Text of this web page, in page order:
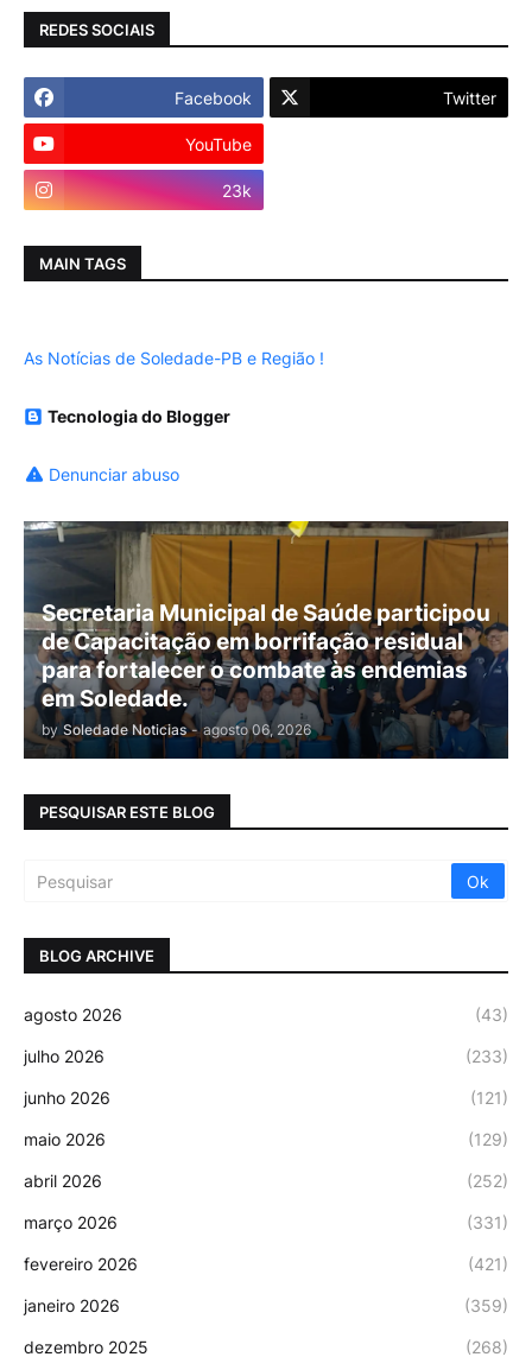
REDES SOCIAIS
Facebook Twitter
YouTube
23k
MAIN TAGS
As Notícias de Soledade-PB e Região !
Tecnologia do Blogger
Denunciar abuso
Secretaria Municipal de Saúde participou
de Capacitação em borrifação residual
para fortalecer o combate às endemias
em Soledade.
by Soledade Noticias - agosto 06, 2026
PESQUISAR ESTE BLOG
BLOG ARCHIVE
agosto 2026 (43)
julho 2026 (233)
junho 2026 (121)
maio 2026 (129)
abril 2026 (252)
março 2026 (331)
fevereiro 2026 (421)
janeiro 2026 (359)
dezembro 2025 (268)